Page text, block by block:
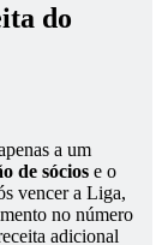
do
a um
de sócios e o
vencer a Liga,
no número
adicional